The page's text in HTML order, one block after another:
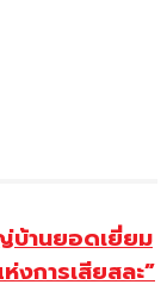
บ้านยอดเยี่ยม
การเสียสละ”